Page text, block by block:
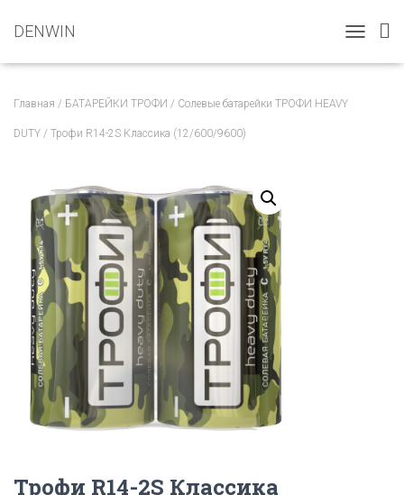
DENWIN
O
Главная / БАТАРЕЙКИ ТРОФИ / Солевые батарейки ТРОФИ HEAVY
DUTY / Трофи R14-2S Классика (12/600/9600)
Трофи R14-2S Классика